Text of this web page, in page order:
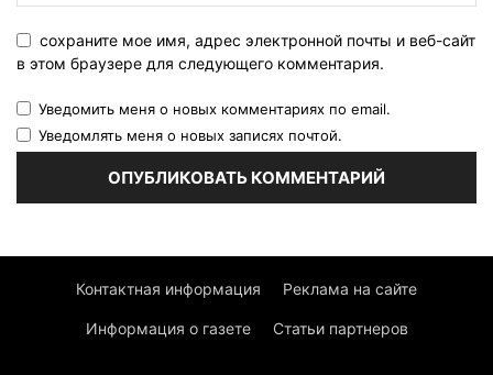
сохраните мое имя, адрес электронной почты и веб-сайт
в этом браузере для следующего комментария.
Уведомить меня о новых комментариях по email.
Уведомлять меня о новых записях почтой.
Контактная информация Реклама на сайте
Информация о газете Статьи партнеров